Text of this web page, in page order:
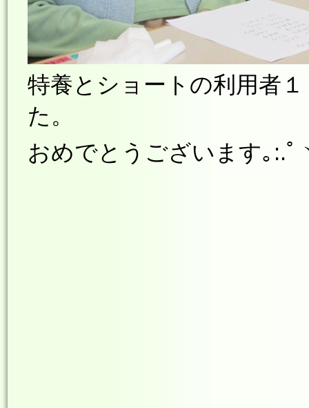
特養とショートの利用者
た。
おめでとうございます｡:.ﾟ